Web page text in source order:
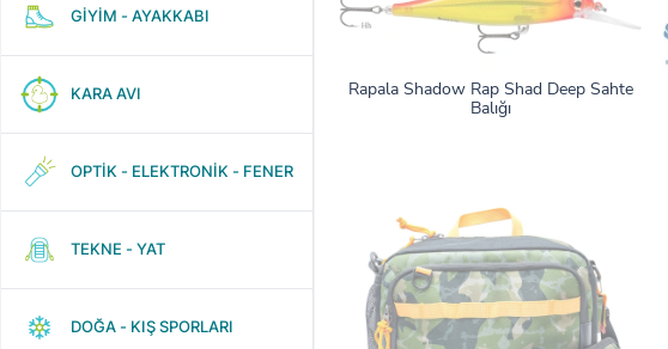
GİYİM - AYAKKABI
KARA AVI
OPTİK - ELEKTRONİK - FENER
TEKNE - YAT
DOĞA - KIŞ SPORLARI
Rapala Shadow Rap Shad Deep Sahte
Balığı